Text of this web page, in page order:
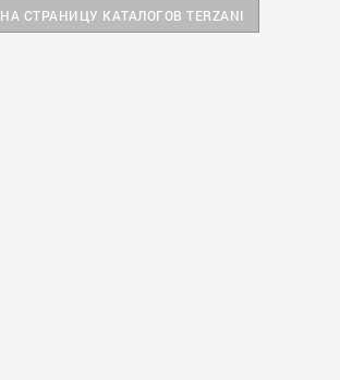
НА СТРАНИЦУ КАТАЛОГОВ TERZANI